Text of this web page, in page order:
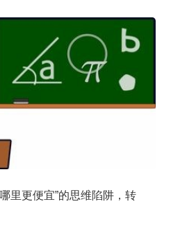
里更便宜”的思维陷阱，转